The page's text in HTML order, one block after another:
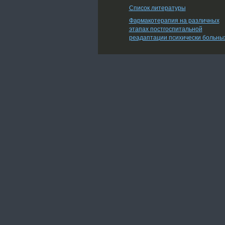
Список литературы
Фармакотерапия на различных
этапах постгоспитальной
реадаптации психически